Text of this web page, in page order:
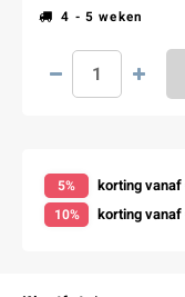
4 - 5 weken
5% korting vanaf
10% korting vanaf